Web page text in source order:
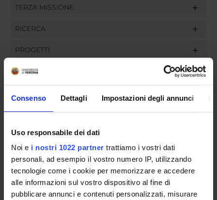
Consenso Dettagli Impostazioni degli annunci
Uso responsabile dei dati
Noi e i nostri 1022 partner trattiamo i vostri dati
personali, ad esempio il vostro numero IP, utilizzando
tecnologie come i cookie per memorizzare e accedere
alle informazioni sul vostro dispositivo al fine di
pubblicare annunci e contenuti personalizzati, misurare
TERZA MISSIONE
RICERCA
PROGETTI
INCARICHI
GOVERNANCE
COMMISSIONI
UFFICI E STRUTTURE DI SERVIZIO